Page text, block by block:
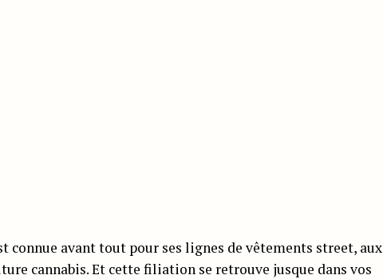
connue avant tout pour ses lignes de vêtements street, aux
cannabis. Et cette filiation se retrouve jusque dans vos